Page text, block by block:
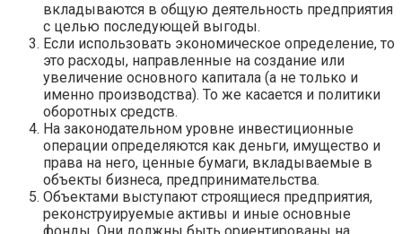
вкладываются в общую деятельность предприятия
с целью последующей выгоды.
Если использовать экономическое определение, то
это расходы, направленные на создание или
увеличение основного капитала (а не только и
именно производства). То же касается и политики
оборотных средств.
На законодательном уровне инвестиционные
операции определяются как деньги, имущество и
права на него, ценные бумаги, вкладываемые в
объекты бизнеса, предпринимательства.
Объектами выступают строящиеся предприятия,
реконструируемые активы и иные основные